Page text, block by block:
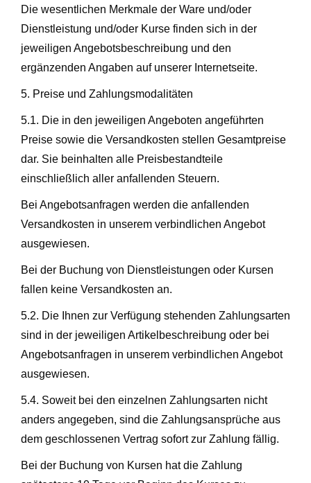
Die wesentlichen Merkmale der Ware und/oder
Dienstleistung und/oder Kurse finden sich in der
jeweiligen Angebotsbeschreibung und den
ergänzenden Angaben auf unserer Internetseite.
5. Preise und Zahlungsmodalitäten
5.1. Die in den jeweiligen Angeboten angeführten
Preise sowie die Versandkosten stellen Gesamtpreise
dar. Sie beinhalten alle Preisbestandteile
einschließlich aller anfallenden Steuern.
Bei Angebotsanfragen werden die anfallenden
Versandkosten in unserem verbindlichen Angebot
ausgewiesen.
Bei der Buchung von Dienstleistungen oder Kursen
fallen keine Versandkosten an.
5.2. Die Ihnen zur Verfügung stehenden Zahlungsarten
sind in der jeweiligen Artikelbeschreibung oder bei
Angebotsanfragen in unserem verbindlichen Angebot
ausgewiesen.
5.4. Soweit bei den einzelnen Zahlungsarten nicht
anders angegeben, sind die Zahlungsansprüche aus
dem geschlossenen Vertrag sofort zur Zahlung fällig.
Bei der Buchung von Kursen hat die Zahlung